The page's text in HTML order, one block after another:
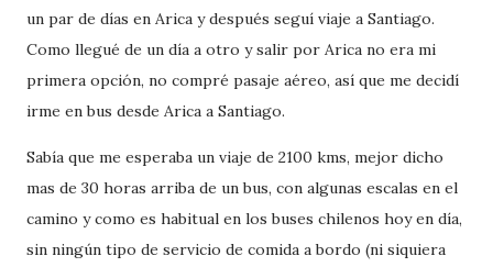
un par de días en Arica y después seguí viaje a Santiago.
Como llegué de un día a otro y salir por Arica no era mi
primera opción, no compré pasaje aéreo, así que me decidí
irme en bus desde Arica a Santiago.
Sabía que me esperaba un viaje de 2100 kms, mejor dicho
mas de 30 horas arriba de un bus, con algunas escalas en el
camino y como es habitual en los buses chilenos hoy en día,
sin ningún tipo de servicio de comida a bordo (ni siquiera